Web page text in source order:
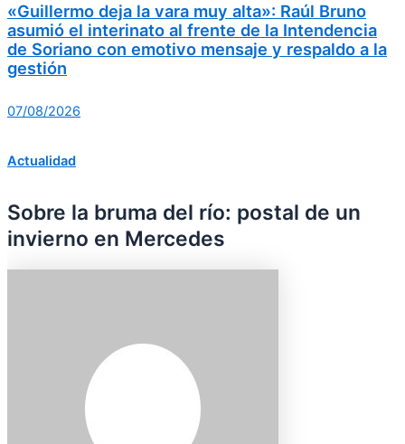
«Guillermo deja la vara muy alta»: Raúl Bruno
asumió el interinato al frente de la Intendencia
de Soriano con emotivo mensaje y respaldo a la
gestión
07/08/2026
Actualidad
Sobre la bruma del río: postal de un
invierno en Mercedes